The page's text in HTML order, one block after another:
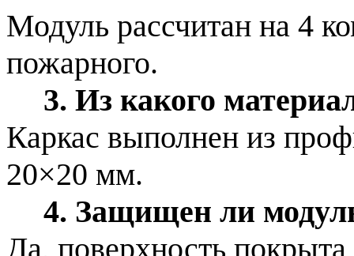
Модуль рассчитан на 4
пожарного.
3. Из какого
Каркас выполнен из
20×20 мм.
4. Защищен ли
Да, поверхность